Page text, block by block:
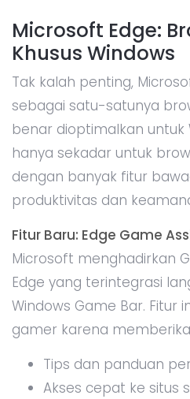
Microsoft Edge:
Khusus Windows
Tak kalah penting,
sebagai satu-satunya
benar dioptimalkan untuk
hanya sekadar untuk
dengan banyak fitur
produktivitas dan
Fitur Baru: Edge Game
Microsoft menghadirkan
Edge yang terintegrasi
Windows Game Bar. Fitur
gamer karena
Tips dan panduan
Akses cepat ke situs